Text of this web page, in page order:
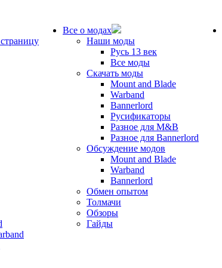
Все о модах
Наши моды
Русь 13 век
Все моды
Скачать моды
Mount and Blade
Warband
Bannerlord
Русификаторы
Разное для M&B
Разное для Bannerlord
Обсуждение модов
Mount and Blade
Warband
Bannerlord
Обмен опытом
Толмачи
Обзоры
Гайды